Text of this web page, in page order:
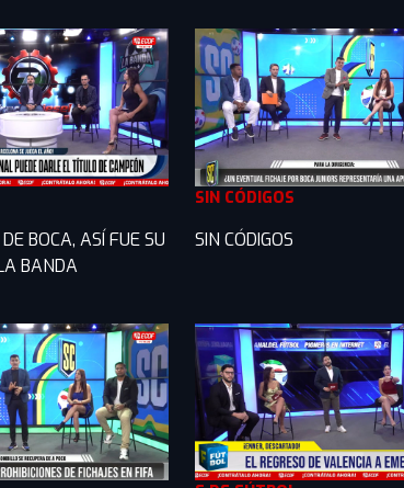
BOCA, ASÍ FUE SU
BANDA
SIN CÓDIGOS
SIN CÓDIGOS